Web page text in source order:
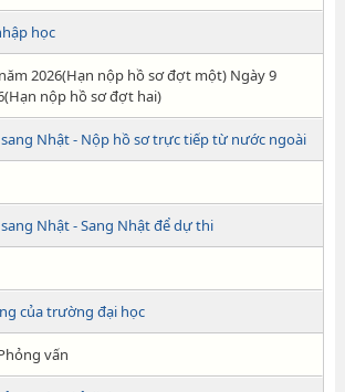
học
2026(Hạn nộp hồ sơ đợt một) Ngày 9
nộp hồ sơ đợt hai)
Nhật - Nộp hồ sơ trực tiếp từ nước ngoài
Nhật - Sang Nhật để dự thi
của trường đại học
vấn